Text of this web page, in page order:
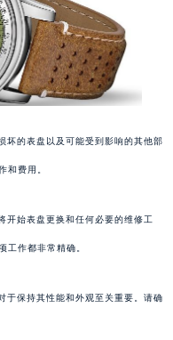
的表盘以及可能受到影响的其他部
和费用。
始表盘更换和任何必要的维修工
工作都非常精确。
保持其性能和外观至关重要。请确